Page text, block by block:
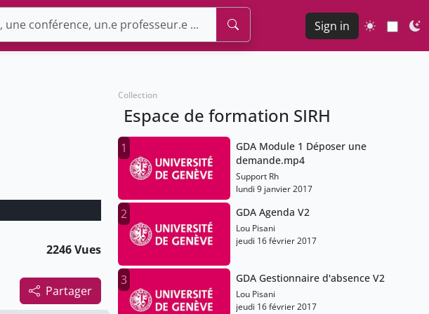
Sign in
2246 Vues
Partager
Collection
Espace de formation SIRH
1
GDA Module 1 Déposer une
demande.mp4
Support Rh
lundi 9 janvier 2017
2 GDA Agenda V2
Lou Pisani
jeudi 16 février 2017
3 GDA Gestionnaire d'absence V2
Lou Pisani
jeudi 16 février 2017